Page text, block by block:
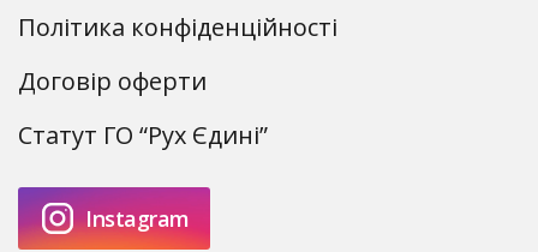
Політика конфіденційності
Договір оферти
Статут ГО “Рух Єдині”
Instagram